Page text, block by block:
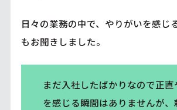
日々の業務の中で、やりがいを感じ
もお聞きしました。
まだ入社したばかりなので正直
を感じる瞬間はありませんが、